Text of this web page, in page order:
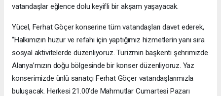
vatandaşlar eğlence dolu keyifli bir akşam yaşayacak.
Yücel, Ferhat Göçer konserine tüm vatandaşları davet ederek,
“Halkımızın huzur ve refahı için yaptığımız hizmetlerin yanı sıra
sosyal aktivitelerde düzenliyoruz. Turizmin başkenti şehrimizde
Alanya’mızın doğu bölgesinde bir konser düzenliyoruz. Yaz
konserimizde ünlü sanatçı Ferhat Göçer vatandaşlarımızla
buluşacak. Herkesi 21.00’de Mahmutlar Cumartesi Pazarı